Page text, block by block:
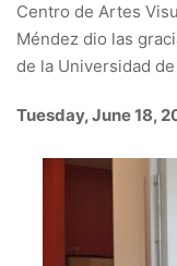
Centro de Artes
Méndez dio las
de la Universidad
Tuesday, June 18,